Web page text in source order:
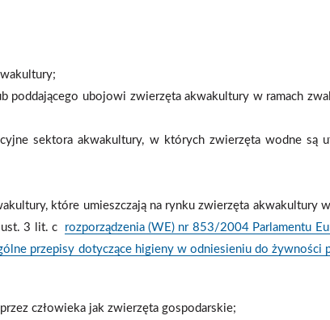
poddającego ubojowi zwierzęta akwakultury w ramach
sektora akwakultury, w których zwierzęta wodne są
które umieszczają na rynku zwierzęta akwakultury
ust. 3 lit. c rozporządzenia (WE) nr 853/2004 Parlamentu
przepisy dotyczące higieny w odniesieniu do żywności
człowieka jak zwierzęta gospodarskie;